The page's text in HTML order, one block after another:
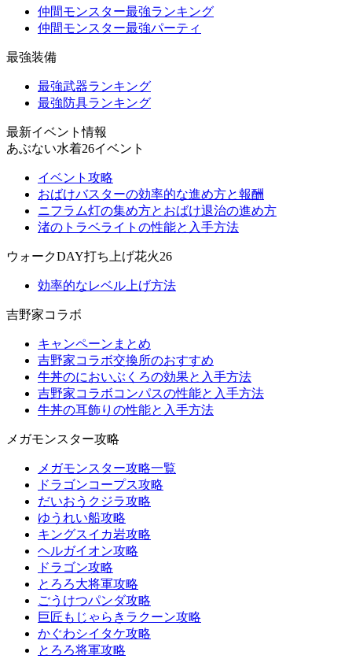
仲間モンスター最強ランキング
仲間モンスター最強パーティ
最強装備
最強武器ランキング
最強防具ランキング
最新イベント情報
あぶない水着26イベント
イベント攻略
おばけバスターの効率的な進め方と報酬
ニフラム灯の集め方とおばけ退治の進め方
渚のトラベライトの性能と入手方法
ウォークDAY打ち上げ花火26
効率的なレベル上げ方法
吉野家コラボ
キャンペーンまとめ
吉野家コラボ交換所のおすすめ
牛丼のにおいぶくろの効果と入手方法
吉野家コラボコンパスの性能と入手方法
牛丼の耳飾りの性能と入手方法
メガモンスター攻略
メガモンスター攻略一覧
ドラゴンコープス攻略
だいおうクジラ攻略
ゆうれい船攻略
キングスイカ岩攻略
ヘルガイオン攻略
ドラゴン攻略
とろろ大将軍攻略
ごうけつパンダ攻略
巨匠もじゃらきラクーン攻略
かぐわシイタケ攻略
とろろ将軍攻略